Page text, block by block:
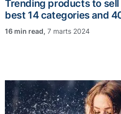
Trending products to
best 14 categories and
, 7 marts 2024